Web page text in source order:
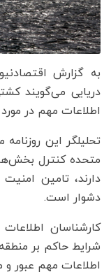
به گزارش
دریایی می‌گویند
اطلاعات مهم در
تحلیلگر این
متحده کنترل
دارند، تامین
دشوار است.
کارشناسان
شرایط حاکم بر
اطلاعات مهم عبور و